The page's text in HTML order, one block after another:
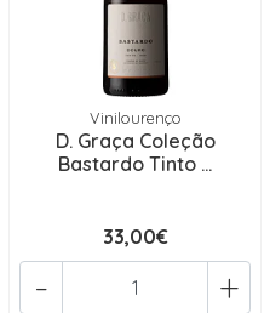
Vinilourenço
D. Graça Coleção
Bastardo Tinto ...
33,00€
+
-